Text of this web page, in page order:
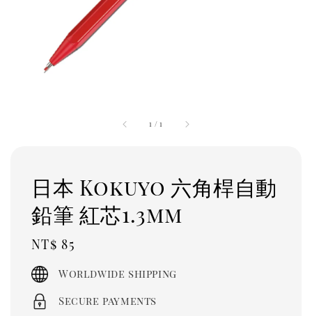
1 /1
日本 Kokuyo 六角桿自動
鉛筆 紅芯1.3mm
Regular
price
NT$ 85
Worldwide shipping
Secure payments